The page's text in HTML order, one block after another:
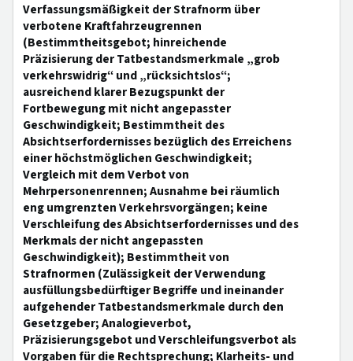
Verfassungsmäßigkeit der Strafnorm über
verbotene Kraftfahrzeugrennen
(Bestimmtheitsgebot; hinreichende
Präzisierung der Tatbestandsmerkmale „grob
verkehrswidrig“ und „rücksichtslos“;
ausreichend klarer Bezugspunkt der
Fortbewegung mit nicht angepasster
Geschwindigkeit; Bestimmtheit des
Absichtserfordernisses bezüglich des Erreichens
einer höchstmöglichen Geschwindigkeit;
Vergleich mit dem Verbot von
Mehrpersonenrennen; Ausnahme bei räumlich
eng umgrenzten Verkehrsvorgängen; keine
Verschleifung des Absichtserfordernisses und des
Merkmals der nicht angepassten
Geschwindigkeit); Bestimmtheit von
Strafnormen (Zulässigkeit der Verwendung
ausfüllungsbedürftiger Begriffe und ineinander
aufgehender Tatbestandsmerkmale durch den
Gesetzgeber; Analogieverbot,
Präzisierungsgebot und Verschleifungsverbot als
Vorgaben für die Rechtsprechung; Klarheits- und